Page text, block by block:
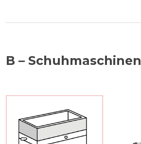
B – Schuhmaschinen